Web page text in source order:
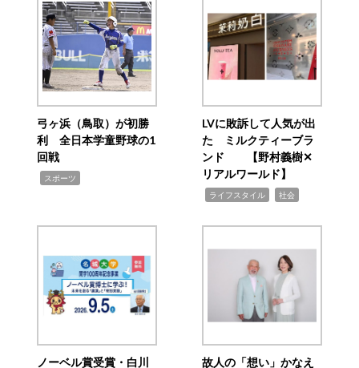
弓ヶ浜（鳥取）が初勝
利 全日本学童野球の1
回戦
スポーツ
LVに敗訴して人気が出
た ミルクティーブラ
ンド 【野村義樹✕
リアルワールド】
ライフスタイル 社会
ノーベル賞受賞・白川
故人の「想い」かなえ